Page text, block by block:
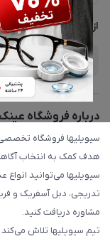
درباره ما
پشتیبانی واتساپ 09397003162
از جدید‌ترین
درباره فروشگاه
سیویلیها فروشگاه
هدف کمک به انتخاب
سیویلیها می‌توانید
تدریجی، دبل آسفریک و
مشاوره دریافت کنید.
تیم سیویلیها تلاش